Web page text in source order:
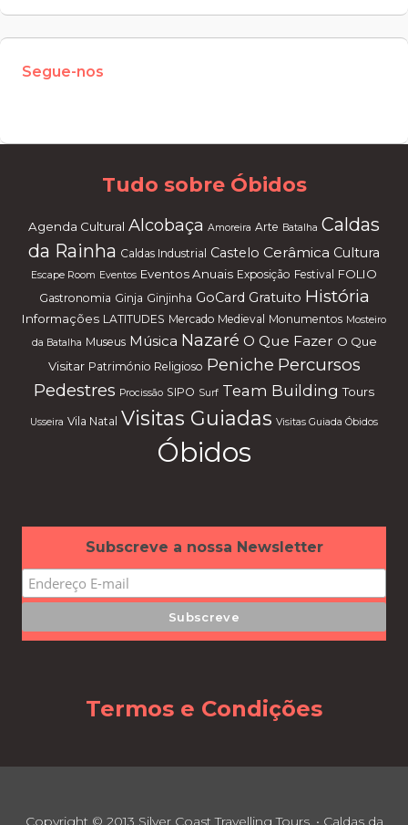
Segue-nos
en
Tudo sobre Óbidos
Agenda Cultural Alcobaça Amoreira Arte Batalha Caldas
da Rainha Caldas Industrial Castelo Cerâmica Cultura
Escape Room Eventos Eventos Anuais Exposição Festival FOLIO
Gastronomia Ginja Ginjinha GoCard Gratuito História
Informações LATITUDES Mercado Medieval Monumentos Mosteiro
da Batalha Museus Música Nazaré O Que Fazer O Que
Visitar Património Religioso Peniche Percursos
Pedestres Procissão SIPO Surf Team Building Tours
Usseira Vila Natal Visitas Guiadas Visitas Guiada Óbidos
Óbidos
Subscreve a nossa Newsletter
Termos e Condições